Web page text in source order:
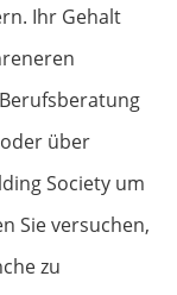
Ihr Gehalt
über
Society um
Sie versuchen,
zu